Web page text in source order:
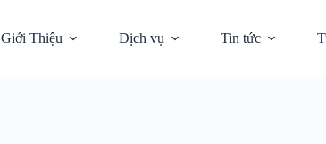
THƯ CHÀO GIÁ Tổng đài: (028)
Giới Thiệu Dịch vụ Tin tức